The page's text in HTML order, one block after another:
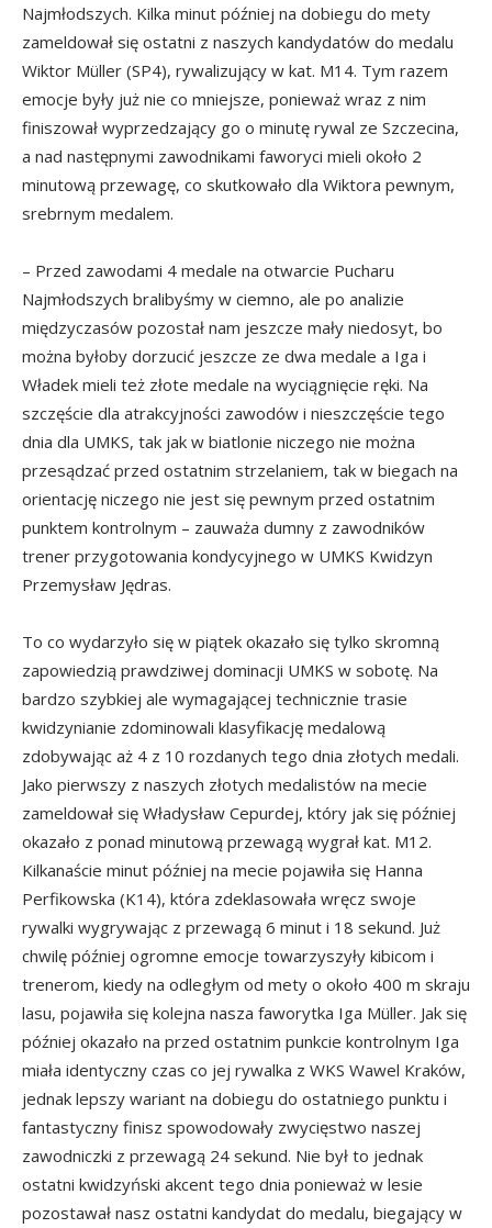
Najmłodszych. Kilka minut później na dobiegu do mety
zameldował się ostatni z naszych kandydatów do medalu
Wiktor Müller (SP4), rywalizujący w kat. M14. Tym razem
emocje były już nie co mniejsze, ponieważ wraz z nim
finiszował wyprzedzający go o minutę rywal ze Szczecina,
a nad następnymi zawodnikami faworyci mieli około 2
minutową przewagę, co skutkowało dla Wiktora pewnym,
srebrnym medalem.
– Przed zawodami 4 medale na otwarcie Pucharu
Najmłodszych bralibyśmy w ciemno, ale po analizie
międzyczasów pozostał nam jeszcze mały niedosyt, bo
można byłoby dorzucić jeszcze ze dwa medale a Iga i
Władek mieli też złote medale na wyciągnięcie ręki. Na
szczęście dla atrakcyjności zawodów i nieszczęście tego
dnia dla UMKS, tak jak w biatlonie niczego nie można
przesądzać przed ostatnim strzelaniem, tak w biegach na
orientację niczego nie jest się pewnym przed ostatnim
punktem kontrolnym – zauważa dumny z zawodników
trener przygotowania kondycyjnego w UMKS Kwidzyn
Przemysław Jędras.
To co wydarzyło się w piątek okazało się tylko skromną
zapowiedzią prawdziwej dominacji UMKS w sobotę. Na
bardzo szybkiej ale wymagającej technicznie trasie
kwidzynianie zdominowali klasyfikację medalową
zdobywając aż 4 z 10 rozdanych tego dnia złotych medali.
Jako pierwszy z naszych złotych medalistów na mecie
zameldował się Władysław Cepurdej, który jak się później
okazało z ponad minutową przewagą wygrał kat. M12.
Kilkanaście minut później na mecie pojawiła się Hanna
Perfikowska (K14), która zdeklasowała wręcz swoje
rywalki wygrywając z przewagą 6 minut i 18 sekund. Już
chwilę później ogromne emocje towarzyszyły kibicom i
trenerom, kiedy na odległym od mety o około 400 m skraju
lasu, pojawiła się kolejna nasza faworytka Iga Müller. Jak się
później okazało na przed ostatnim punkcie kontrolnym Iga
miała identyczny czas co jej rywalka z WKS Wawel Kraków,
jednak lepszy wariant na dobiegu do ostatniego punktu i
fantastyczny finisz spowodowały zwycięstwo naszej
zawodniczki z przewagą 24 sekund. Nie był to jednak
ostatni kwidzyński akcent tego dnia ponieważ w lesie
pozostawał nasz ostatni kandydat do medalu, biegający w